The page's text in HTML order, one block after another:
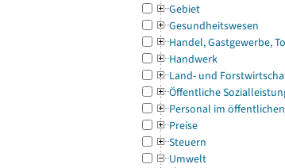
Gebiet
Gesundheitswesen
Handel, Gastgewerbe,
Handwerk
Land- und
Öffentliche
Personal im
Preise
Steuern
Umwelt